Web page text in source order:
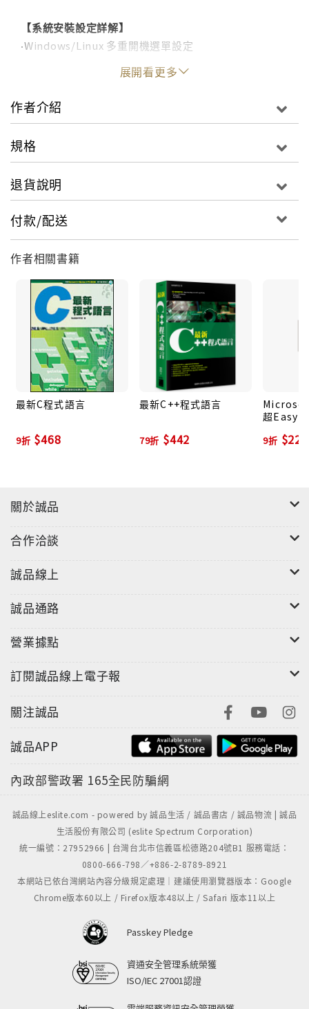
【系統安裝設定詳解】
‧Windows/Linux 多重開機選單設定
‧GNOME 桌面環境操作與個人化設定
‧文字 / 圖形介面登入、遠端登入
‧有線、無線上網設定
‧ 群組與帳號管理、權限設定、系統行程
‧ Linux 常用指令範例教學
【伺服器架設】
‧WWW、FTP、Mail、Samba、DNS、DHCP、NAT…
‧各類伺服器運作原理及管理技能解析
‧專為初學者設計, 完整實測、逐步示範講解
‧不怕弄壞系統, Live CD 免安裝開機立即體驗, 馬上學習
‧Windows/Linux 雙系統並存, 輕鬆切換使用環境
‧從操作、管理到架站, 正確觀念詳實解析
‧統整 Linux 系統管理經驗, 分享實用技巧
展開看更多
作者介紹
規格
退貨說明
付款/配送
作者相關書籍
最新C程式語言
9折 $468
最新C++程式語言
79折 $442
超Easy (
9折 $224
關於誠品
合作洽談
誠品線上
誠品通路
營業據點
訂閱誠品線上電子報
關注誠品
誠品APP
內政部警政署 165全民防騙網
誠品線上eslite.com - powered by 誠品生活 / 誠品書店 / 誠品物流 | 誠品
生活股份有限公司 (eslite Spectrum Corporation)
統一編號：27952966 | 台灣台北市信義區松德路204號B1 服務電話：
0800-666-798／+886-2-8789-8921
本網站已依台灣網站內容分級規定處理｜建議使用瀏覽器版本：Google
Chrome版本60以上 / Firefox版本48以上 / Safari 版本11以上
Passkey Pledge
資通安全管理系統榮獲
ISO/IEC 27001認證